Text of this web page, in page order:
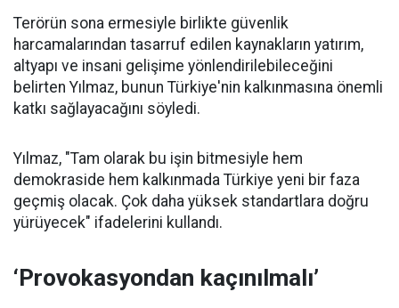
Terörün sona ermesiyle birlikte güvenlik
harcamalarından tasarruf edilen kaynakların yatırım,
altyapı ve insani gelişime yönlendirilebileceğini
belirten Yılmaz, bunun Türkiye'nin kalkınmasına önemli
katkı sağlayacağını söyledi.
Yılmaz, "Tam olarak bu işin bitmesiyle hem
demokraside hem kalkınmada Türkiye yeni bir faza
geçmiş olacak. Çok daha yüksek standartlara doğru
yürüyecek" ifadelerini kullandı.
‘Provokasyondan kaçınılmalı’